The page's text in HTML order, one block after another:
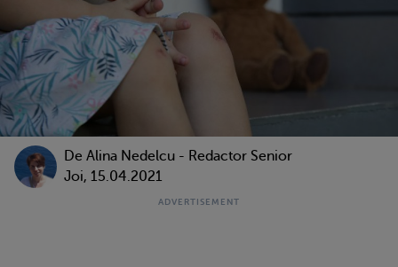
De Alina Nedelcu - Redactor Senior
Joi, 15.04.2021